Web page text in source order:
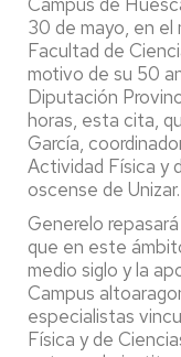
30 de mayo, en el
Facultad de
motivo de su 50
Diputación
horas, esta cita,
García,
Actividad Física y
oscense de Unizar.
Generelo
que en este
medio siglo y la
Campus
especialistas
Física y de